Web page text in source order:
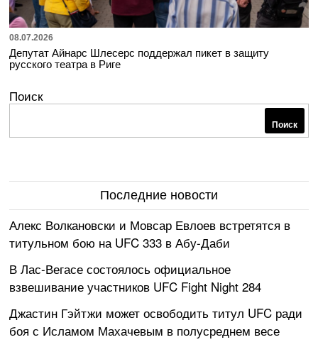
08.07.2026
Депутат Айнарс Шлесерс поддержал пикет в защиту
русского театра в Риге
Поиск
Поиск
Последние новости
Алекс Волкановски и Мовсар Евлоев встретятся в
титульном бою на UFC 333 в Абу-Даби
В Лас-Вегасе состоялось официальное
взвешивание участников UFC Fight Night 284
Джастин Гэйтжи может освободить титул UFC ради
боя с Исламом Махачевым в полусреднем весе